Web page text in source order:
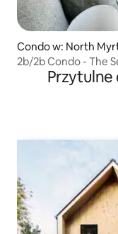
Condo w: North
2b/2b Condo - The